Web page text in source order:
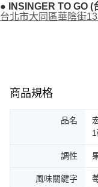
● INSINGER TO GO (
台北市大同區華陰街
商品規格
品名
調性
風味關鍵字